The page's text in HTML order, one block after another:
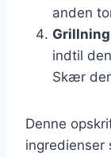
anden
Grillning
indtil
Skær
Denne
ingredienser